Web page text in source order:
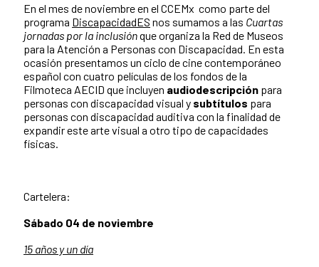
En el mes de noviembre en el CCEMx como parte del
programa DiscapacidadES nos sumamos a las Cuartas
jornadas por la inclusiónque organiza la Red de Museos
para la Atención a Personas con Discapacidad. En esta
ocasión presentamos un ciclo de cine contemporáneo
español con cuatro películas de los fondos de la
Filmoteca AECID que incluyen audiodescripción para
personas con discapacidad visual y subtítulos para
personas con discapacidad auditiva con la finalidad de
expandir este arte visual a otro tipo de capacidades
físicas.
Cartelera:
Sábado 04 de noviembre
15 años y un día